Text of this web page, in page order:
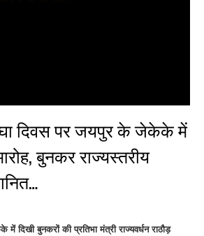
दिवस पर जयपुर के जेकेके में
बुनकर राज्यस्तरीय
दिखी बुनकरों की प्रतिभा मंत्री राज्यवर्धन राठौड़